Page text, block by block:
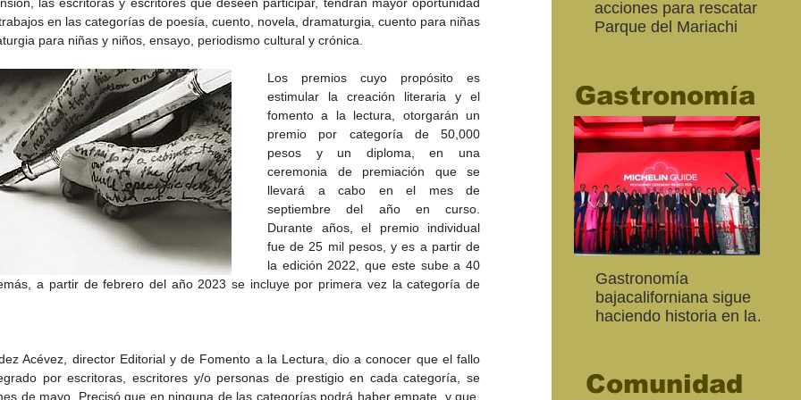
en las categorías de poesía, cuento, novela, dramaturgia, cuento para niñas
para niñas y niños, ensayo, periodismo cultural y crónica.
Los premios cuyo propósito es
estimular la creación literaria y el
fomento a la lectura, otorgarán un
premio por categoría de 50,000
pesos y un diploma, en una
ceremonia de premiación que se
llevará a cabo en el mes de
septiembre del año en curso.
Durante años, el premio individual
fue de 25 mil pesos, y es a partir de
la edición 2022, que este sube a 40
a partir de febrero del año 2023 se incluye por primera vez la categoría de
Acévez, director Editorial y de Fomento a la Lectura, dio a conocer que el fallo
por escritoras, escritores y/o personas de prestigio en cada categoría, se
de mayo. Precisó que en ninguna de las categorías podrá haber empate, y que,
la CETYS prepara la ediciónPresenta Heras 'Una de
Inaugura SC la colectiva
"Función Velorio" llegará
al Teatro Universitario
como cierre del Taller de
acciones para rescatar el
Parque del Mariachi
Comunidad
Gastronomía
bajacaliforniana sigue
haciendo historia en la
Gastronomía